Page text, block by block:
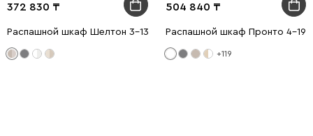
372 830
Распашной шкаф Шелтон 3-137x212 Латте
504 840
Распашной шкаф Пронто 4-
+119